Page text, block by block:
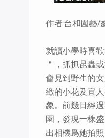
作者 台和園藝/
就讀小學時喜
＂，抓抓昆蟲
會見到野生的
緻的小花及宜
象。前幾日經
園，發現一株
出相機爲她拍照